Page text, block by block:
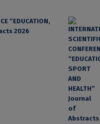
“EDUCATION,
2026